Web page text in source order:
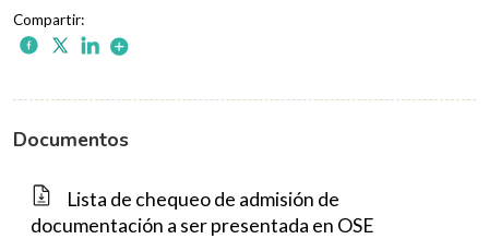
Documentos
Lista de chequeo de admisión de
documentación a ser presentada en OSE